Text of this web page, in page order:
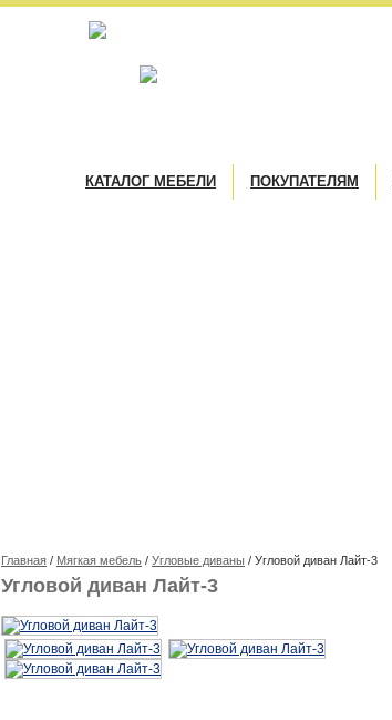
КАТАЛОГ МЕБЕЛИ ПОКУПАТЕЛЯМ
Главная / Мягкая мебель / Угловые диваны / Угловой диван Лайт-3
Угловой диван Лайт-3